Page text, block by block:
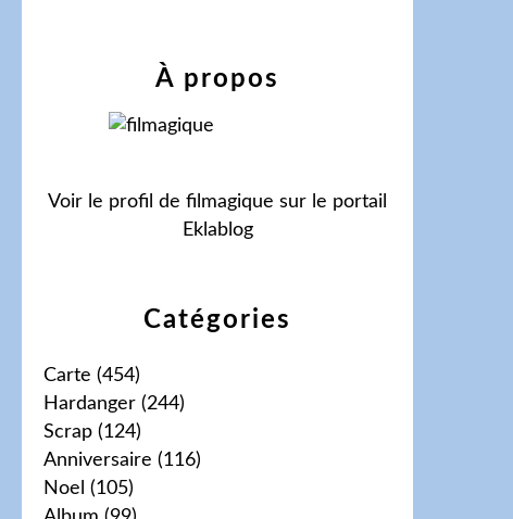
Catégories
Carte (454)
Hardanger (244)
Scrap (124)
Anniversaire (116)
Noel (105)
À propos
Voir le profil de filmagique sur le portail
Eklablog